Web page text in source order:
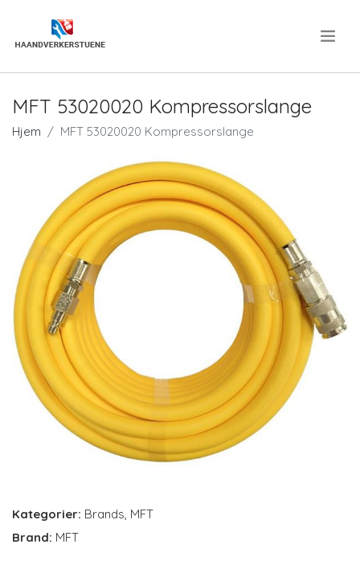
MFT 53020020 Kompressorslange
Hjem MFT 53020020 Kompressorslange
Kategorier: Brands, MFT
Brand: MFT